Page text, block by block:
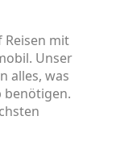
Reisen mit
Unser
alles, was
benötigen.